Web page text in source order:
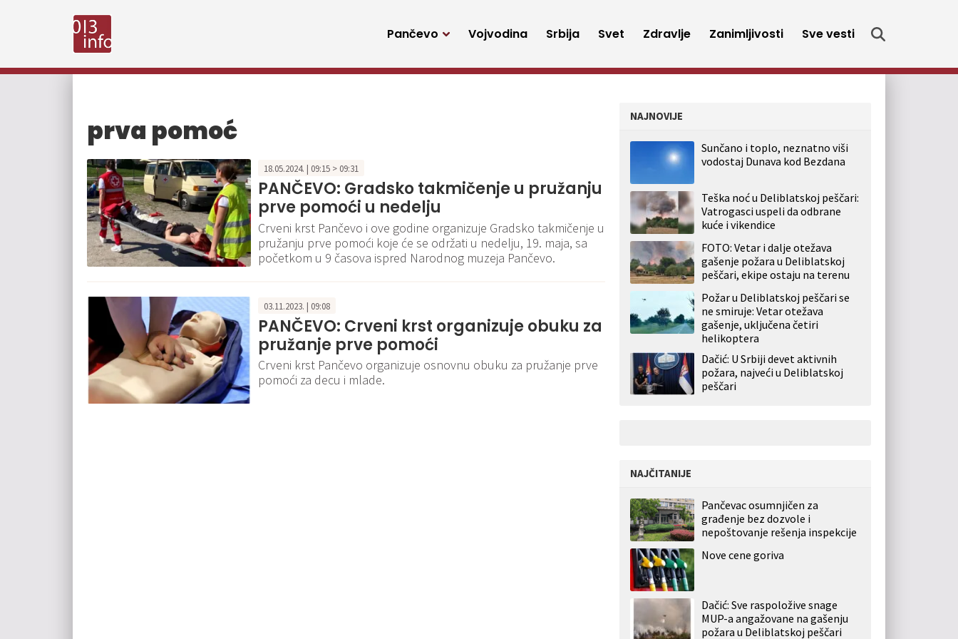
Pančevo Vojvodina Srbija Svet Zdravlje Zanimljivosti Sve vesti
prva pomoć
18.05.2024. | 09:15 > 09:31
PANČEVO: Gradsko takmičenje u pružanju
prve pomoći u nedelju
Crveni krst Pančevo i ove godine organizuje Gradsko takmičenje u
pružanju prve pomoći koje će se održati u nedelju, 19. maja, sa
početkom u 9 časova ispred Narodnog muzeja Pančevo.
03.11.2023. | 09:08
PANČEVO: Crveni krst organizuje obuku za
pružanje prve pomoći
Crveni krst Pančevo organizuje osnovnu obuku za pružanje prve
pomoći za decu i mlade.
NAJNOVIJE
Sunčano i toplo, neznatno viši
vodostaj Dunava kod Bezdana
Teška noć u Deliblatskoj peščari:
Vatrogasci uspeli da odbrane
kuće i vikendice
FOTO: Vetar i dalje otežava
gašenje požara u Deliblatskoj
peščari, ekipe ostaju na terenu
Požar u Deliblatskoj peščari se
ne smiruje: Vetar otežava
gašenje, uključena četiri
helikoptera
Dačić: U Srbiji devet aktivnih
požara, najveći u Deliblatskoj
peščari
NAJČITANIJE
Pančevac osumnjičen za
građenje bez dozvole i
nepoštovanje rešenja inspekcije
Nove cene goriva
Dačić: Sve raspoložive snage
MUP-a angažovane na gašenju
požara u Deliblatskoj peščari